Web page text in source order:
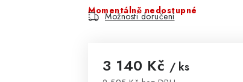
Momentálně nedostupné
Možnosti doručení
3 140 Kč / ks